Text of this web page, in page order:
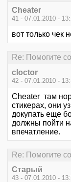
Cheater
41 - 07.01.2010 -
вот только чек
Re: Помогите
cloctor
42 - 07.01.2010 -
Cheater там
стикерах, они
докупать еще
должны пойти
впечатление.
Re: Помогите
Старый
43 - 07.01.2010 -